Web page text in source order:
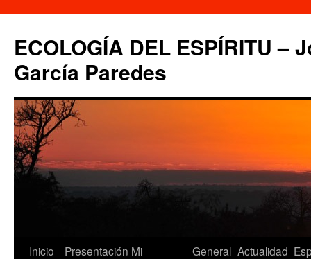
contenido
ECOLOGÍA DEL ESPÍRITU –
García Paredes
Inicio Presentación Mi
General Actualidad